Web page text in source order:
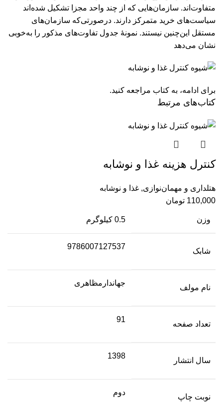
متفاوت‌اند. سازمان‌هایی که از چند واحد مجزا تشکیل شده‌اند
سیاست‌های خرید متمرکز دارند. درصورتی‌که سازمان‌های
مستقل این‌چنین نیستند. نمونۀ جدول تفاوت‌های مذکور را به‌خوبی
نشان می‌دهد
برای ادامه، به کتاب مراجعه کنید.
کتاب‌های مرتبط
کنترل هزینه غذا و نوشابه
هتلداری و مهمان‌نوازی, غذا و نوشابه
110,000 تومان
وزن 0.5 کیلوگرم
شابک
9786007127537
نام مولف
جهاندارمظاهری
تعداد صفحه
91
سال انتشار
1398
نوبت چاپ
دوم